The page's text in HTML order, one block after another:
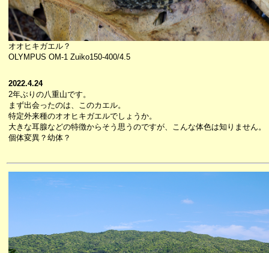
オオヒキガエル？
OLYMPUS OM-1 Zuiko150-400/4.5
2022.4.24
2年ぶりの八重山です。
まず出会ったのは、このカエル。
特定外来種のオオヒキガエルでしょうか。
大きな耳腺などの特徴からそう思うのですが、こんな体色は知りません。
個体変異？幼体？